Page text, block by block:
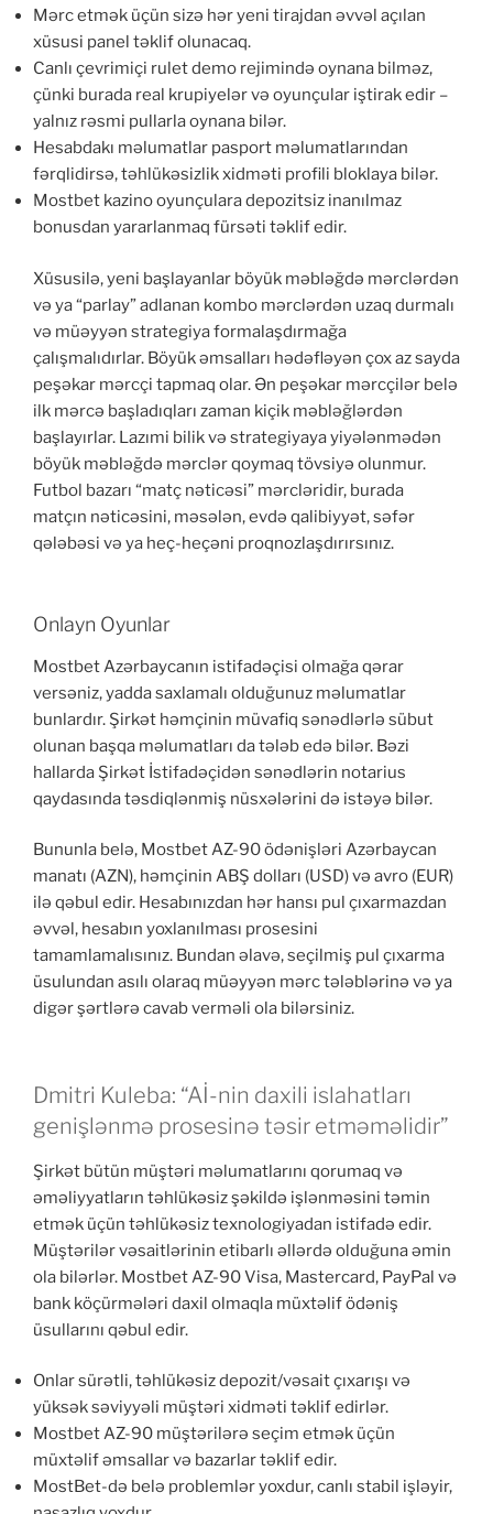
Mərc etmək üçün sizə hər yeni tirajdan əvvəl açılan
xüsusi panel təklif olunacaq.
Canlı çevrimiçi rulet demo rejimində oynana bilməz,
çünki burada real krupiyelər və oyunçular iştirak edir –
yalnız rəsmi pullarla oynana bilər.
Hesabdakı məlumatlar pasport məlumatlarından
fərqlidirsə, təhlükəsizlik xidməti profili bloklaya bilər.
Mostbet kazino oyunçulara depozitsiz inanılmaz
bonusdan yararlanmaq fürsəti təklif edir.
Xüsusilə, yeni başlayanlar böyük məbləğdə mərclərdən
və ya “parlay” adlanan kombo mərclərdən uzaq durmalı
və müəyyən strategiya formalaşdırmağa
çalışmalıdırlar. Böyük əmsalları hədəfləyən çox az sayda
peşəkar mərcçi tapmaq olar. Ən peşəkar mərcçilər belə
ilk mərcə başladıqları zaman kiçik məbləğlərdən
başlayırlar. Lazımi bilik və strategiyaya yiyələnmədən
böyük məbləğdə mərclər qoymaq tövsiyə olunmur.
Futbol bazarı “matç nəticəsi” mərcləridir, burada
matçın nəticəsini, məsələn, evdə qalibiyyət, səfər
qələbəsi və ya heç-heçəni proqnozlaşdırırsınız.
Onlayn Oyunlar
Mostbet Azərbaycanın istifadəçisi olmağa qərar
versəniz, yadda saxlamalı olduğunuz məlumatlar
bunlardır. Şirkət həmçinin müvafiq sənədlərlə sübut
olunan başqa məlumatları da tələb edə bilər. Bəzi
hallarda Şirkət İstifadəçidən sənədlərin notarius
qaydasında təsdiqlənmiş nüsxələrini də istəyə bilər.
Bununla belə, Mostbet AZ-90 ödənişləri Azərbaycan
manatı (AZN), həmçinin ABŞ dolları (USD) və avro (EUR)
ilə qəbul edir. Hesabınızdan hər hansı pul çıxarmazdan
əvvəl, hesabın yoxlanılması prosesini
tamamlamalısınız. Bundan əlavə, seçilmiş pul çıxarma
üsulundan asılı olaraq müəyyən mərc tələblərinə və ya
digər şərtlərə cavab verməli ola bilərsiniz.
Dmitri Kuleba: “Aİ-nin daxili islahatları
genişlənmə prosesinə təsir etməməlidir”
Şirkət bütün müştəri məlumatlarını qorumaq və
əməliyyatların təhlükəsiz şəkildə işlənməsini təmin
etmək üçün təhlükəsiz texnologiyadan istifadə edir.
Müştərilər vəsaitlərinin etibarlı əllərdə olduğuna əmin
ola bilərlər. Mostbet AZ-90 Visa, Mastercard, PayPal və
bank köçürmələri daxil olmaqla müxtəlif ödəniş
üsullarını qəbul edir.
Onlar sürətli, təhlükəsiz depozit/vəsait çıxarışı və
yüksək səviyyəli müştəri xidməti təklif edirlər.
Mostbet AZ-90 müştərilərə seçim etmək üçün
müxtəlif əmsallar və bazarlar təklif edir.
MostBet-də belə problemlər yoxdur, canlı stabil işləyir,